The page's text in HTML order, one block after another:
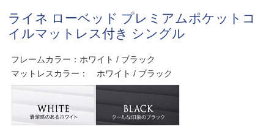
ライネ ローベッド プレミアムポケットコ
イルマットレス付き シングル
フレームカラー：ホワイト / ブラック
マットレスカラー： ホワイト / ブラック